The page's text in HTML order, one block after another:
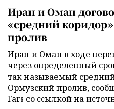
Иран и Оман
«средний
пролив
Иран и Оман в ходе
через определенный
так называемый
Ормузский пролив,
Fars со ссылкой на